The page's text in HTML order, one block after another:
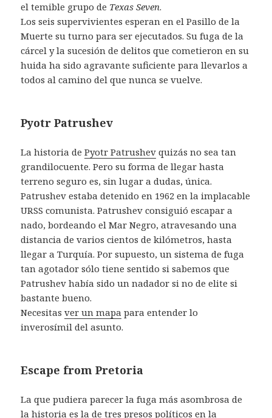
el temible grupo de Texas Seven.
Los seis supervivientes esperan en el Pasillo de la
Muerte su turno para ser ejecutados. Su fuga de la
cárcel y la sucesión de delitos que cometieron en su
huida ha sido agravante suficiente para llevarlos a
todos al camino del que nunca se vuelve.
Pyotr Patrushev
La historia dePyotr Patrushev quizás no sea tan
grandilocuente. Pero su forma de llegar hasta
terreno seguro es, sin lugar a dudas, única.
Patrushev estaba detenido en 1962 en la implacable
URSS comunista. Patrushev consiguió escapar a
nado, bordeando el Mar Negro, atravesando una
distancia de varios cientos de kilómetros, hasta
llegar a Turquía. Por supuesto, un sistema de fuga
tan agotador sólo tiene sentido si sabemos que
Patrushev había sido un nadador si no de elite si
bastante bueno.
Necesitasver un mapa para entender lo
inverosímil del asunto.
Escape from Pretoria
La que pudiera parecer la fuga más asombrosa de
la historia es la de tres presos políticos en la